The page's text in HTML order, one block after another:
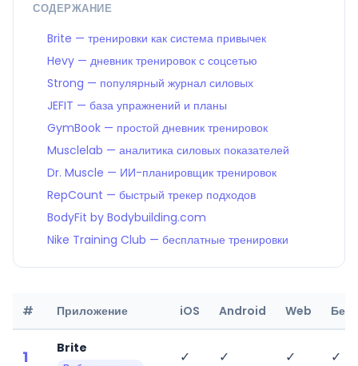
СОДЕРЖАНИЕ
Brite — тренировки как система привычек
Hevy — дневник тренировок с соцсетью
Strong — популярный журнал силовых
JEFIT — база упражнений и планы
GymBook — простой дневник тренировок
Musclelab — аналитика силовых показателей
Dr. Muscle — ИИ-планировщик тренировок
RepCount — быстрый трекер подходов
BodyFit by Bodybuilding.com
Nike Training Club — бесплатные тренировки
# Приложение iOS Android Web
1 Brite ✓ ✓ ✓ ✓